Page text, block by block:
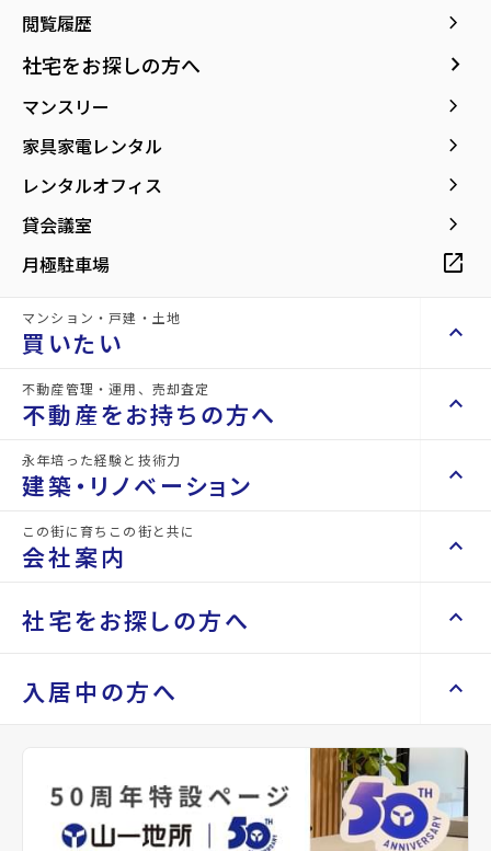
閲覧履歴 keyboard_arrow_right
社宅をお探しの方へ keyboard_arrow_right
マンスリー keyboard_arrow_right
家具家電レンタル keyboard_arrow_right
レンタルオフィス keyboard_arrow_right
貸会議室 keyboard_arrow_right
月極駐車場 open_in_new
マンション・戸建・土地
買いたい keyboard_arrow_up
不動産を買いたい方へ keyboard_arrow_right
space_dashboard
エリアから探す
space_dashboard
土地を探す
エリアから探す
train
路線から探す
事業用・投資用を探す keyboard_arrow_right
不動産管理・運用、売却査定
不動産をお持ちの方へ keyboard_arrow_up
不動産をお持ちの方へ keyboard_arrow_right
山一地所の賃貸管理
不動産を貸すまでの流れ
空き家サポートサービス
不動産を売却したい keyboard_arrow_right
相続相談をしたい keyboard_arrow_right
不動産に投資したい keyboard_arrow_right
永年培った経験と技術力
建築・リノベーション keyboard_arrow_up
建築・リノベーション keyboard_arrow_right
Renotta（リノッタ） keyboard_arrow_right
この街に育ちこの街と共に
会社案内 keyboard_arrow_up
会社案内 keyboard_arrow_right
会社概要・沿革 keyboard_arrow_right
keyboard_arrow_right
パーパス keyboard_arrow_right
社宅をお探しの方へ keyboard_arrow_up
社宅をお探しの方へ keyboard_arrow_right
keyboard_arrow_right
レンタルオフィス keyboard_arrow_right
入居中の方へ keyboard_arrow_up
keyboard_arrow_right
退去される方へ keyboard_arrow_right
物件名 シンエイビル
所在地
仙台市営バス バス停『長命ケ丘三丁目西』
種別 1990年10月
構造 木造
設備・条件
駐車場あり、駐車場2台以上、都市ガス、バ
ス停徒歩3分以内
集中の物件
その他の仙台市泉区周辺
の物件
Related Property